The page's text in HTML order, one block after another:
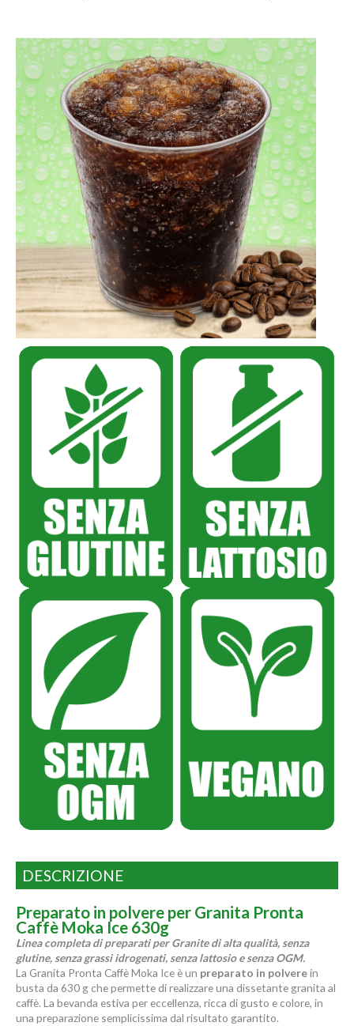
DESCRIZIONE
Preparato in polvere per Granita Pronta
Caffè Moka Ice 630g
Linea completa di preparati per Granite di alta qualità, senza
glutine, senza grassi idrogenati, senza lattosio e senza OGM.
La Granita Pronta Caffè Moka Ice è un preparato in polverein
busta da 630 g che permette di realizzare una dissetante granita al
caffè. La bevanda estiva per eccellenza, ricca di gusto e colore, in
una preparazione semplicissima dal risultato garantito.